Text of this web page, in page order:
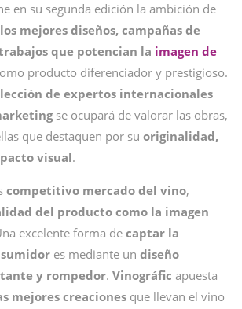
en su segunda edición la ambición de
mejores diseños, campañas de
que potencian la imagen de
producto diferenciador y prestigioso.
de expertos internacionales
se ocupará de valorar las obras,
que destaquen por su originalidad,
visual.
competitivo mercado del vino,
del producto como la imagen
excelente forma de captar la
es mediante un diseño
y rompedor. Vinográfic apuesta
mejores creaciones que llevan el vino